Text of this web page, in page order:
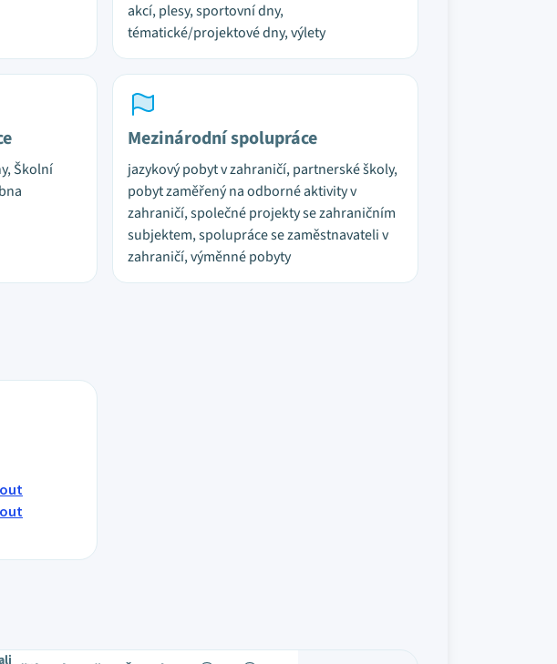
akcí, plesy, sportovní dny,
tématické/projektové dny, výlety
Školní
Mezinárodní spolupráce
jazykový pobyt v zahraničí, partnerské školy,
pobyt zaměřený na odborné aktivity v
zahraničí, společné projekty se zahraničním
subjektem, spolupráce se zaměstnavateli v
zahraničí, výměnné pobyty